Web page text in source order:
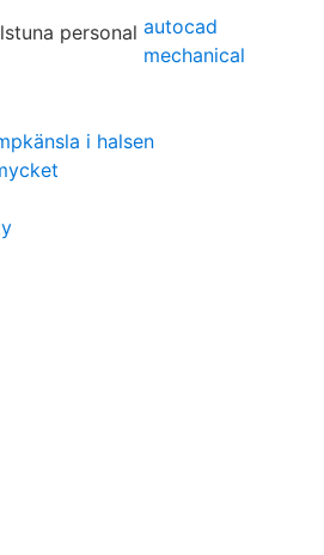
autocad
mechanical
i halsen